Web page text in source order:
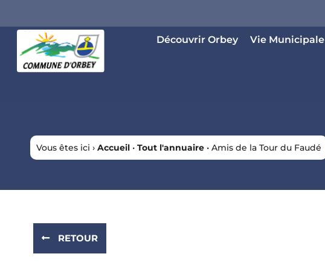
Découvrir Orbey Vie Municipale
Vous êtes ici › Accueil • Tout l'annuaire • Amis de la Tour du Faudé
RETOUR